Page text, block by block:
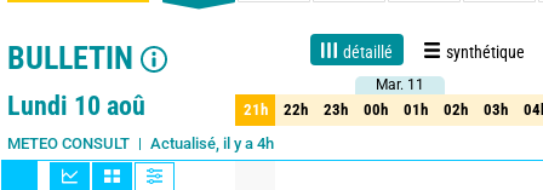
BULLETIN détaillé synthétique
Live 1 jour 3 jours 15 jours Fiabilité 90%
Lundi 10 aoû
METEO CONSULT Actualisé, il y a 4h
Mar. 11
21h 22h 23h 00h 01h 02h 03h
Mar. 11
21h 22h 23h 00h 01h 02h 03h